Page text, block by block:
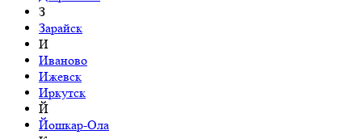
З
Зарайск
И
Иваново
Ижевск
Иркутск
Й
Йошкар-Ола